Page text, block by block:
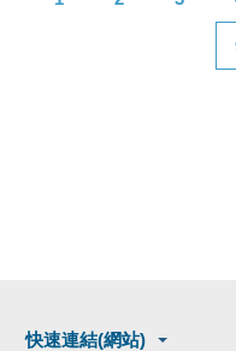
快速連結(網站)